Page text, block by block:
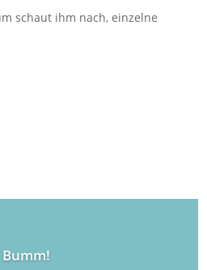
schaut ihm nach, einzelne
Bumm!